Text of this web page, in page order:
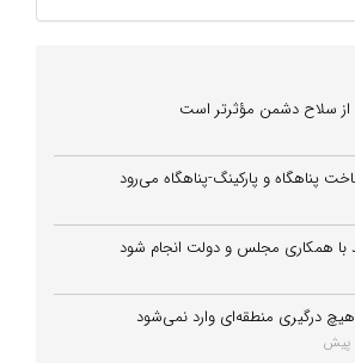
از سلاح دشمن مؤثرتر است
پناهگاه و پارکینگ‌-پناهگاه می‌رود
با همکاری مجلس و دولت انجام شود
هیچ درگیری منطقه‌ای وارد نمی‌شود